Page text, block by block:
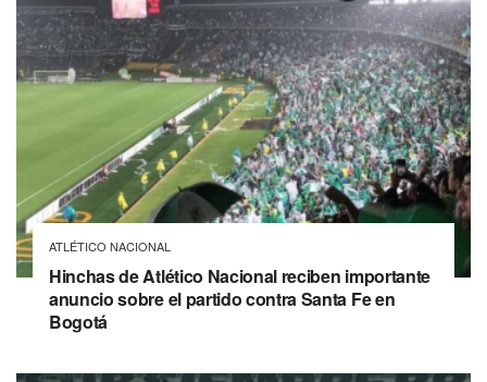
ATLÉTICO NACIONAL
Hinchas de Atlético Nacional reciben importante
anuncio sobre el partido contra Santa Fe en
Bogotá